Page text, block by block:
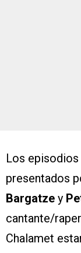
Los
presentados
Bargatze y
cantante/
Chalamet